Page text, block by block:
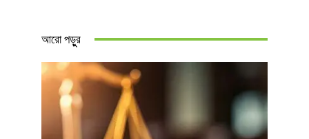
আরো পড়ুুর